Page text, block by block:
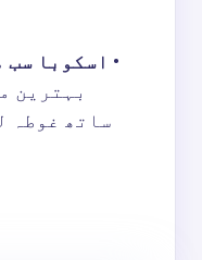
• اسکوبا سب
بہترین
ساتھ غوطہ